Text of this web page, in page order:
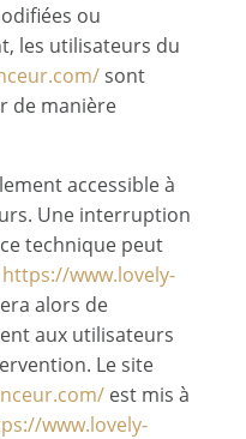
ou
les utilisateurs du
sont
de manière
accessible à
Une interruption
technique peut
https://www.lovely-
alors de
aux utilisateurs
Le site
est mis à
www.lovely-